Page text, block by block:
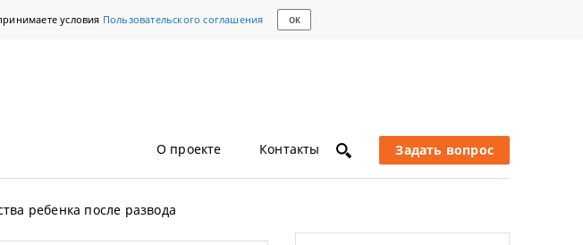
условия Пользовательского соглашения ОК
О проекте Контакты Задать вопрос
ребенка после развода